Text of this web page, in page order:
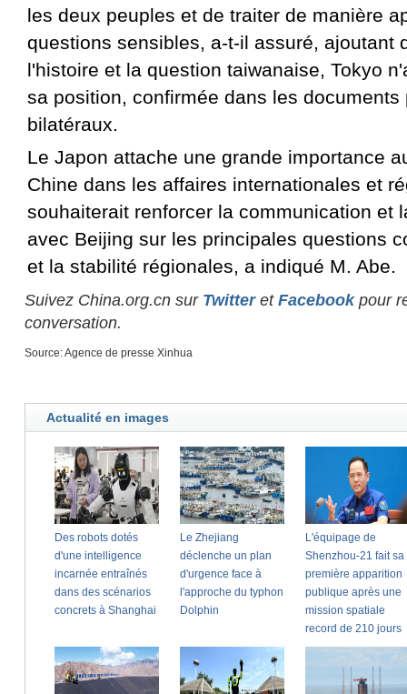
les deux peuples et de traiter de manière
questions sensibles, a-t-il assuré, ajoutant
l'histoire et la question taiwanaise, Tokyo
sa position, confirmée dans les documents
bilatéraux.
Le Japon attache une grande importance
Chine dans les affaires internationales et
souhaiterait renforcer la communication et
avec Beijing sur les principales questions
et la stabilité régionales, a indiqué M. Abe.
Suivez China.org.cn sur Twitteret Facebookpour
conversation.
Source: Agence de presse Xinhua